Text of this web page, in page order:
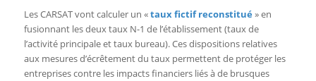
Les CARSAT vont calculer un «taux fictif reconstitué » en
fusionnant les deux taux N-1 de l’établissement (taux de
l’activité principale et taux bureau). Ces dispositions relatives
aux mesures d’écrêtement du taux permettent de protéger les
entreprises contre les impacts financiers liés à de brusques